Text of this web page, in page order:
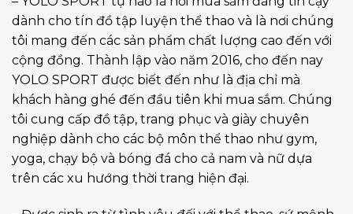
dành cho tín đồ tập luyện thể thao và là nơi chúng
tôi mang đến các sản phẩm chất lượng cao đến với
cộng đồng. Thành lập vào năm 2016, cho đến nay
YOLO SPORT được biết đến như là địa chỉ mà
khách hàng ghé đến đầu tiên khi mua sắm. Chúng
tôi cung cấp đồ tập, trang phục và giày chuyên
nghiệp dành cho các bộ môn thể thao như gym,
yoga, chạy bộ và bóng đá cho cả nam và nữ dựa
trên các xu hướng thời trang hiện đại.